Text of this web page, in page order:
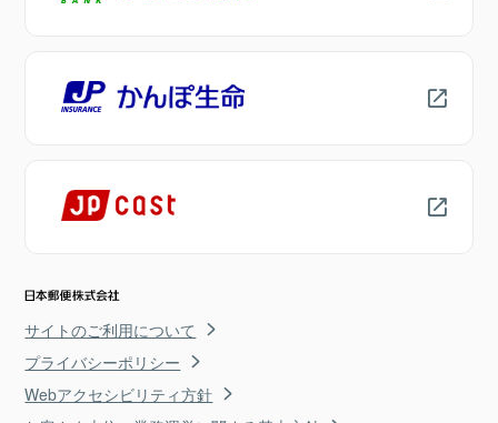
サイトのご利用について
プライバシーポリシー
Webアクセシビリティ方針